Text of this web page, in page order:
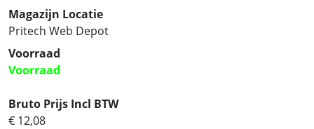
Magazijn Locatie
Pritech Web Depot
Voorraad
Voorraad
Bruto Prijs Incl BTW
€ 12,08